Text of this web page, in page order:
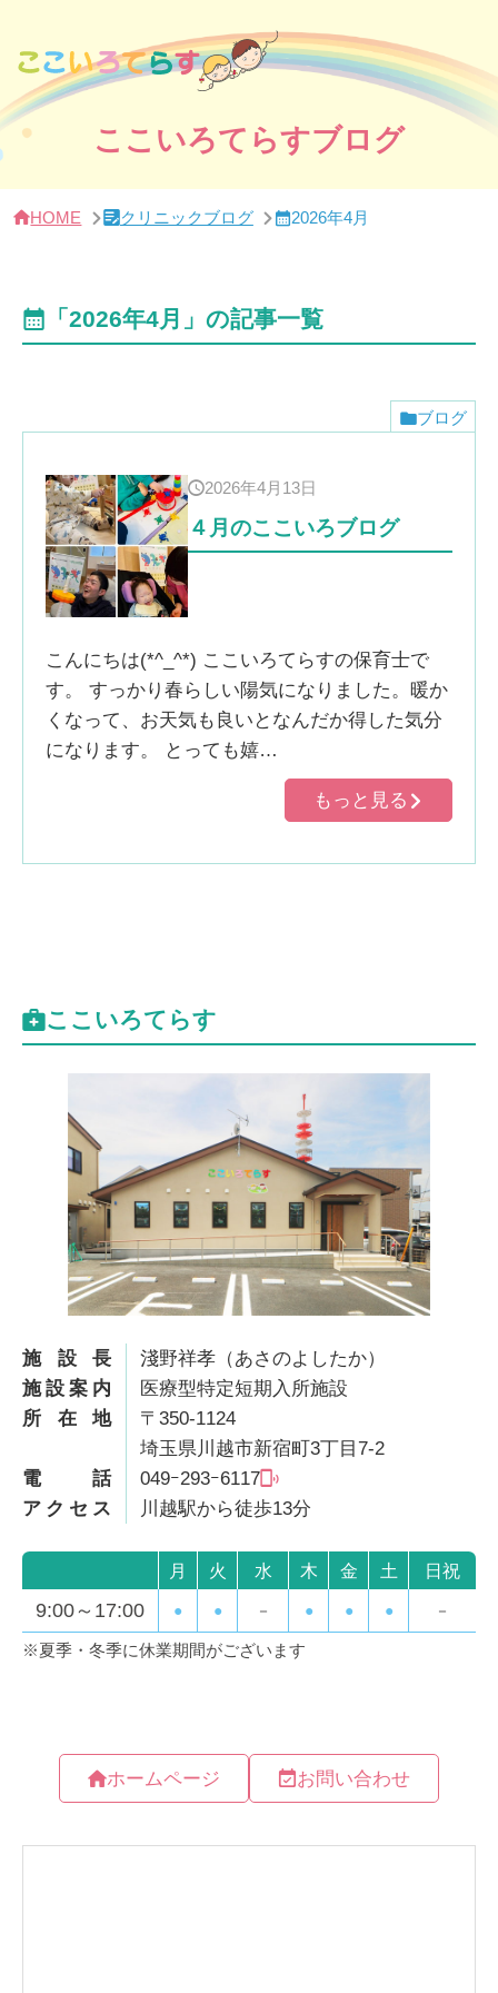
バー・
ニッ
ク
要
ここいろてらすブログ
HOME クリニックブログ 2026年4月
「2026年4月」の記事一覧
ブログ
2026年4月13日
４月のここいろブログ
こんにちは(*^_^*) ここいろてらすの保育士で
す。 すっかり春らしい陽気になりました。暖か
くなって、お天気も良いとなんだか得した気分
になります。 とっても嬉…
もっと見る
ここいろてらす
施設長
淺野祥孝（あさのよしたか）
施設案内
医療型特定短期入所施設
所在地
〒350-1124
埼玉県川越市新宿町3丁目7-2
電話
049ｰ293ｰ6117
アクセス
川越駅から徒歩13分
ホームページ お問い合わせ